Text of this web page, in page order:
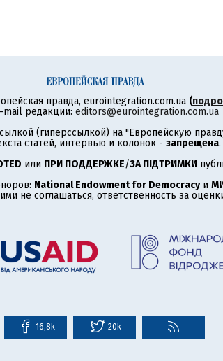
правда, eurointegration.com.ua (
mail редакции: editors@eurointegration.com.ua
(гиперссылкой) на "Европейскую
статей, интервью и колонок - запрещена.
или ПРИ ПОДДЕРЖКЕ/ЗА ПІДТРИМКИ
National Endowment for Democracyи
не соглашаться, ответственность за
16,8k 20k